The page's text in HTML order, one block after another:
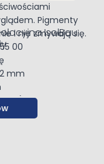
Pigmenty
i nie zmywają się.
00
mm
3)
IsolBau